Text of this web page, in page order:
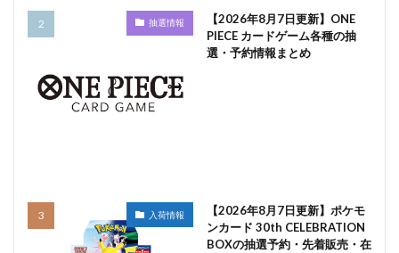
抽選情報
【2026年8月7日更新】ONE
PIECE カードゲーム各種の抽
選・予約情報まとめ
入荷情報
【2026年8月7日更新】ポケモ
ンカード 30th CELEBRATION
BOXの抽選予約・先着販売・在